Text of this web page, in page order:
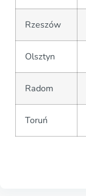
Rzeszów
Olsztyn
Radom
Toruń